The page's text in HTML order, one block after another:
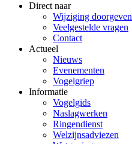
Direct naar
Wijziging doorgeven
Veelgestelde vragen
Contact
Actueel
Nieuws
Evenementen
Vogelgriep
Informatie
Vogelgids
Naslagwerken
Ringendienst
Welzijnsadviezen